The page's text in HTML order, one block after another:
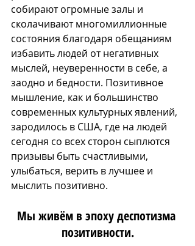
собирают огромные залы и
сколачивают многомиллионные
состояния благодаря обещаниям
избавить людей от негативных
мыслей, неуверенности в себе, а
заодно и бедности. Позитивное
мышление, как и большинство
современных культурных явлений,
зародилось в США, где на людей
сегодня со всех сторон сыплются
призывы быть счастливыми,
улыбаться, верить в лучшее и
мыслить позитивно.
Мы живём в эпоху деспотизма
позитивности.